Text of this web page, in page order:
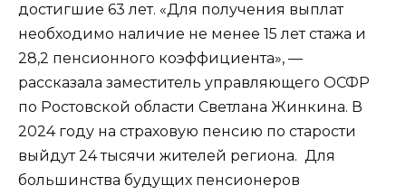
достигшие 63 лет. «Для получения выплат
необходимо наличие не менее 15 лет стажа и
28,2 пенсионного коэффициента», —
рассказала заместитель управляющего ОСФР
по Ростовской области Светлана Жинкина. В
2024 году на страховую пенсию по старости
выйдут 24 тысячи жителей региона. Для
большинства будущих пенсионеров